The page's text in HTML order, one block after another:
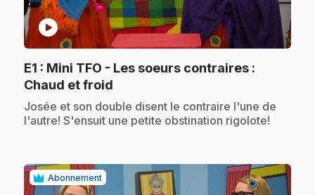
play_circle
E1 : Mini TFO - Les soeurs contraires :
Chaud et froid
.Josée et son double disent le contraire l'une de
l'autre! S'ensuit une petite obstination rigolote!
Abonnement